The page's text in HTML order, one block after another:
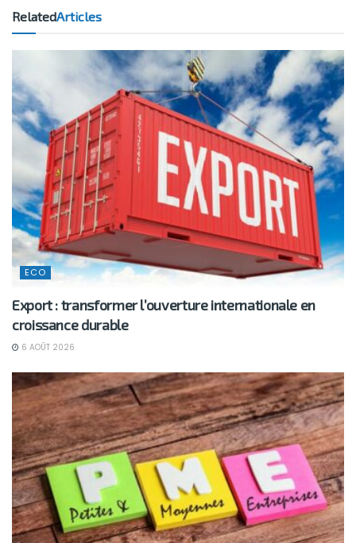
RelatedArticles
ECO
Export : transformer l’ouverture internationale en
croissance durable
6 AOÛT 2026